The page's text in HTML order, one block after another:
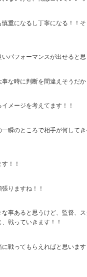
重になるし丁寧になる！！
パフォーマンスが出せると
な時に判断を間違えそうだ
メージを考えてます！！
瞬のところで相手が何して
！！
りますね！！
事あると思うけど、監督、
戦っていきます！！
戦ってもらえればと思いま